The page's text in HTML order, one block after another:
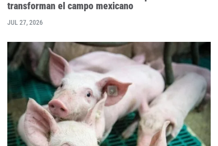
transforman el campo mexicano
JUL 27, 2026